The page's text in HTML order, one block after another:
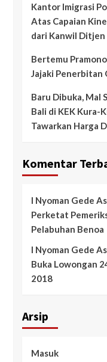
Kantor Imigrasi
Atas Capaian
dari Kanwil Ditjen
Bertemu
Jajaki Penerbitan
Baru Dibuka, Mal
Bali di KEK Kura-
Tawarkan Harga
Komentar
I Nyoman Gede
Perketat
Pelabuhan Benoa
I Nyoman Gede
Buka Lowongan
2018
Arsip
Masuk